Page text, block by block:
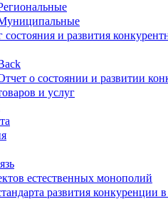
и развития
о состоянии и развитии
и услуг
естественных монополий
развития конкуренции